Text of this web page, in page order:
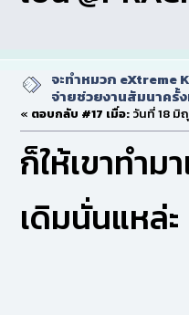
จะทำหมวก eXtreme
จ่ายช่วยงานสัมนาครั้
« ตอบกลับ #17 เมื่อ: วันที่ 18 มิ
ก็ให้เขาทำ
เดิมนั่นแหล่